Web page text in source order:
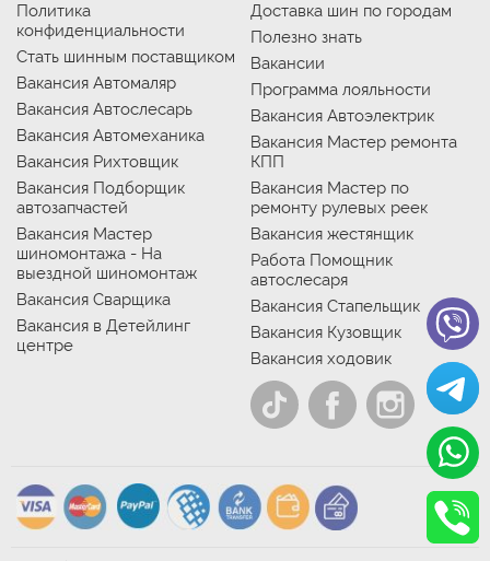
Политика
конфиденциальности
Стать шинным поставщиком
Вакансия Автомаляр
Вакансия Автослесарь
Вакансия Автомеханика
Вакансия Рихтовщик
Вакансия Подборщик
автозапчастей
Вакансия Мастер
шиномонтажа - На
выездной шиномонтаж
Вакансия Сварщика
Вакансия в Детейлинг
центре
Доставка шин по городам
Полезно знать
Вакансии
Программа лояльности
Вакансия Автоэлектрик
Вакансия Мастер ремонта
КПП
Вакансия Мастер по
ремонту рулевых реек
Вакансия жестянщик
Работа Помощник
автослесаря
Вакансия Стапельщик
Вакансия Кузовщик
Вакансия ходовик